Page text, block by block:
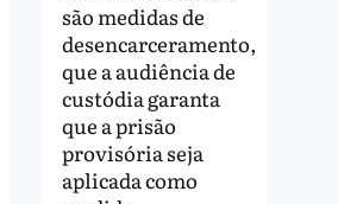
são medidas de
desencarceramento,
que a audiência de
custódia garanta
que a prisão
provisória seja
aplicada como